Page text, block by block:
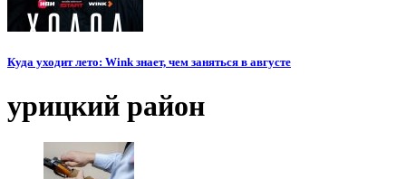
Куда уходит лето: Wink знает, чем заняться в августе
урицкий район